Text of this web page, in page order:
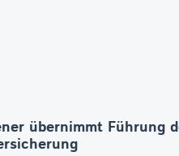
übernimmt Führung